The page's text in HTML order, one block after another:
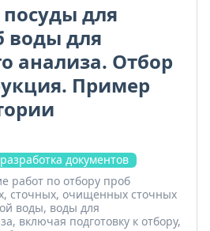
для
воды для
анализа. Отбор
Пример
документов
работ по отбору проб
сточных, очищенных сточных
воды, воды для
включая подготовку к отбору,